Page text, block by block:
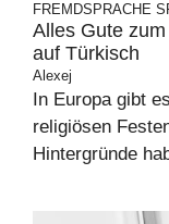
FREMDSPRACHE
Alles Gute
auf Türkisch
Alexej
In Europa gibt
religiösen
Hintergründe